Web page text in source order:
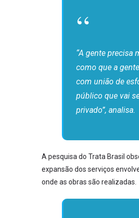
“A gente precisa
como que a
com união de
público que vai
privado”, analisa.
A pesquisa do Trata Brasil
expansão dos serviços
onde as obras são realizadas.